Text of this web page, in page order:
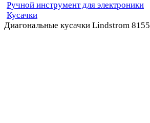
Ручной инструмент для электроники
Кусачки
Диагональные кусачки Lindstrom 8155